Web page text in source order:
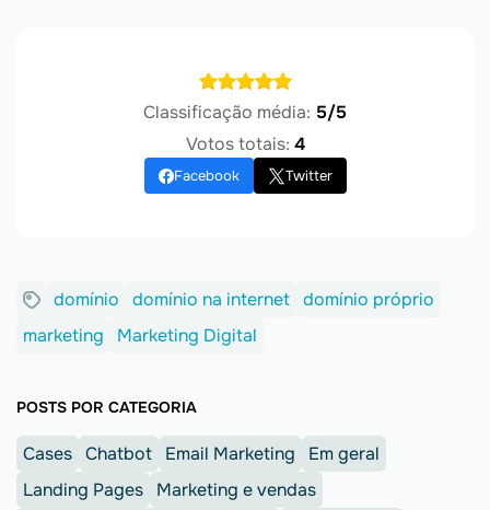
Classificação média: 5/5
Votos totais: 4
Facebook Twitter
domínio domínio na internet domínio próprio
marketing
Marketing Digital
POSTS POR CATEGORIA
Cases Chatbot Email Marketing
Em geral
Landing Pages
Marketing e vendas